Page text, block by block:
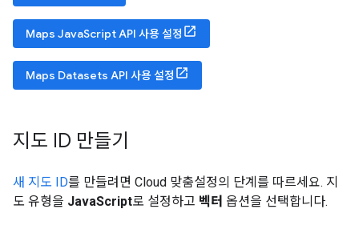
Maps JavaScript API 사용 설정
Maps Datasets API 사용 설정
지도 ID 만들기
새 지도 ID를 만들려면 Cloud 맞춤설정의 단계를 따르세요. 지
도 유형을 JavaScript로 설정하고 벡터 옵션을 선택합니다.